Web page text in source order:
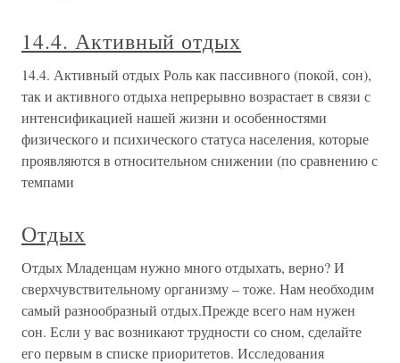
14.4. Активный отдых
14.4. Активный отдых Роль как пассивного (покой, сон),
так и активного отдыха непрерывно возрастает в связи с
интенсификацией нашей жизни и особенностями
физического и психического статуса населения, которые
проявляются в относительном снижении (по сравнению с
темпами
Отдых
Отдых Младенцам нужно много отдыхать, верно? И
сверхчувствительному организму – тоже. Нам необходим
самый разнообразный отдых.Прежде всего нам нужен
сон. Если у вас возникают трудности со сном, сделайте
его первым в списке приоритетов. Исследования